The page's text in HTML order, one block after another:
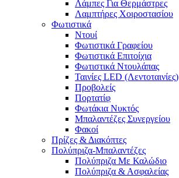
Λάμπες Για Θερμάστρες
Λαμπτήρες Χοιροστασίου
Φωτιστικά
Ντουί
Φωτιστικά Γραφείου
Φωτιστικά Επιτοίχια
Φωτιστικά Ντουλάπας
Ταινίες LED (Λεντοταινίες)
Προβολείς
Πορτατίφ
Φωτάκια Νυκτός
Μπαλαντέζες Συνεργείου
Φακοί
Πρίζες & Διακόπτες
Πολύπριζα-Μπαλαντέζες
Πολύπριζα Με Καλώδιο
Πολύπριζα & Ασφαλείας